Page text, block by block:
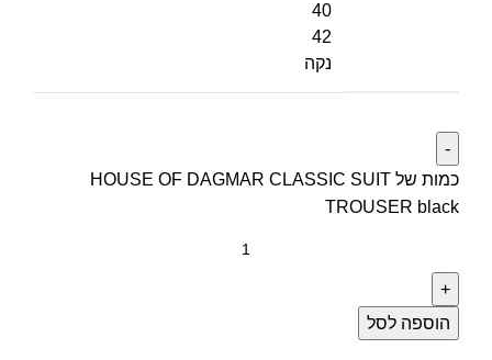
40
42
נקה
כמות של HOUSE OF DAGMAR CLASSIC SUIT
TROUSER black
הוספה לסל